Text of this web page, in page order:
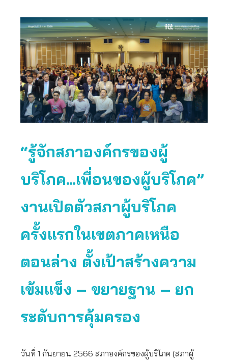
“รู้จักสภาองค์กรของผู้
บริโภค…เพื่อนของผู้บริโภค”
งานเปิดตัวสภาผู้บริโภค
ครั้งแรกในเขตภาคเหนือ
ตอนล่าง ตั้งเป้าสร้างความ
เข้มแข็ง – ขยายฐาน – ยก
ระดับการคุ้มครอง
วันที่ 1 กันยายน 2566 สภาองค์กรของผู้บริโภค (สภาผู้